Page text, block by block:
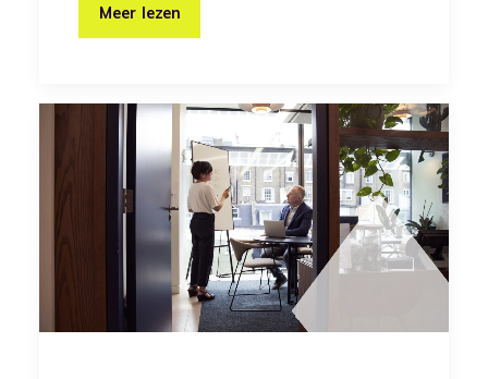
Meer lezen